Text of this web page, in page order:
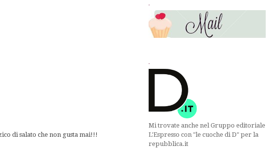
di salato che non gusta mai!!!
.
.
Mi trovate anche nel Gruppo editoriale
L'Espresso con "le cuoche di D" per la
repubblica.it